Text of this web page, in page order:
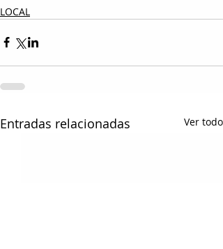
LOCAL
Entradas relacionadas Ver todo